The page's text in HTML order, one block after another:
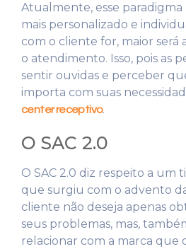
Atualmente, esse
mais personalizado e
com o cliente for, maior será
o atendimento. Isso, pois as
sentir ouvidas e perceber
importa com suas
center receptivo.
O SAC 2.0
O SAC 2.0 diz respeito a um
que surgiu com o advento
cliente não deseja apenas
seus problemas, mas,
relacionar com a marca que